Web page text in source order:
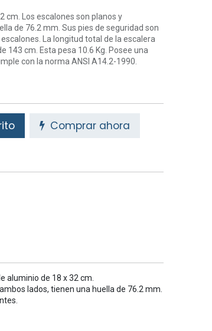
cm. Los escalones son planos y
de 76.2 mm. Sus pies de seguridad son
La longitud total de la escalera
143 cm. Esta pesa 10.6 Kg. Posee una
con la norma ANSI A14.2-1990.
Comprar ahora
aluminio de 18 x 32 cm.
lados, tienen una huella de 76.2 mm.